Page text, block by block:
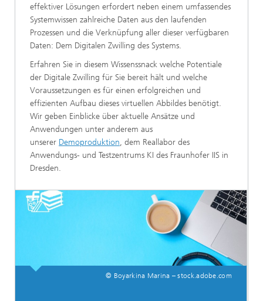
effektiver Lösungen erfordert neben einem umfassendes
Systemwissen zahlreiche Daten aus den laufenden
Prozessen und die Verknüpfung aller dieser verfügbaren
Daten: Dem Digitalen Zwilling des Systems.
Erfahren Sie in diesem Wissenssnack welche Potentiale
der Digitale Zwilling für Sie bereit hält und welche
Voraussetzungen es für einen erfolgreichen und
effizienten Aufbau dieses virtuellen Abbildes benötigt.
Wir geben Einblicke über aktuelle Ansätze und
Anwendungen unter anderem aus
unserer Demoproduktion, dem Reallabor des
Anwendungs- und Testzentrums KI des Fraunhofer IIS in
Dresden.
© Boyarkina Marina – stock.adobe.com